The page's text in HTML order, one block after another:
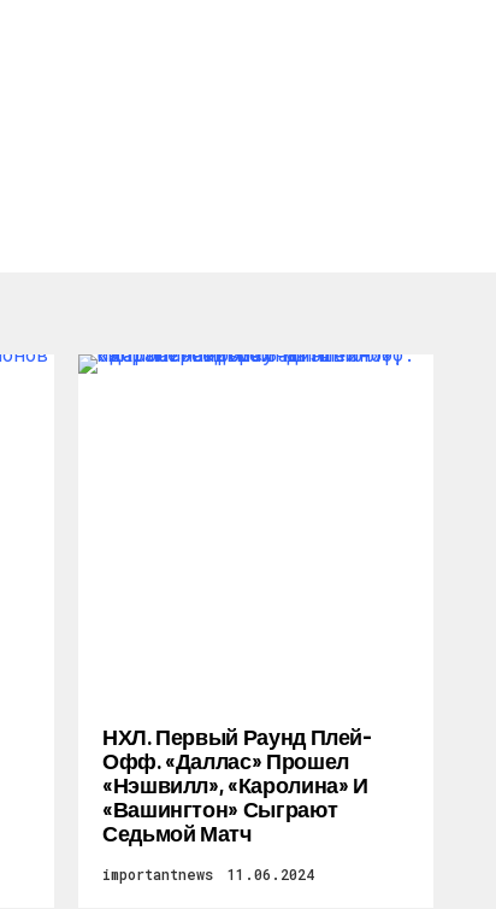
НХЛ. Первый Раунд Плей-
Офф. «Даллас» Прошел
«Нэшвилл», «Каролина» И
«Вашингтон» Сыграют
Седьмой Матч
importantnews 11.06.2024